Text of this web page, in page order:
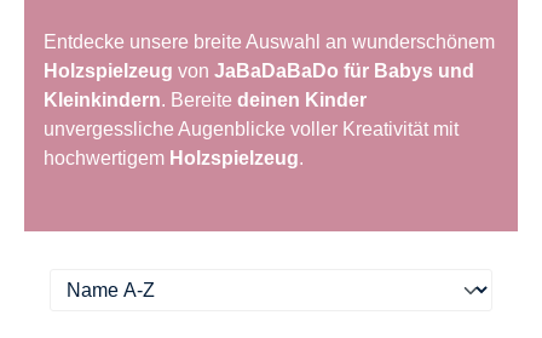
Entdecke unsere breite Auswahl an wunderschönem
Holzspielzeug von JaBaDaBaDo für Babys und
Kleinkindern. Bereite deinen Kinder
unvergessliche Augenblicke voller Kreativität mit
hochwertigem Holzspielzeug.